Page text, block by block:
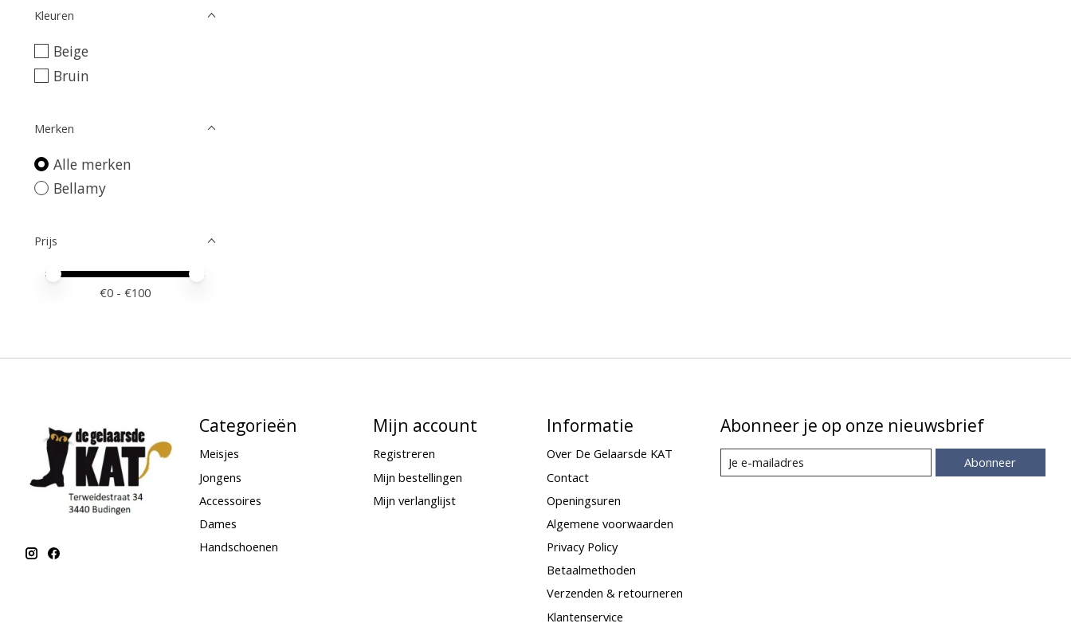
Kleuren
Beige
Bruin
Merken
Alle merken
Bellamy
Prijs
Minimale prijswaarde
Price maximum value
€0 - €100
Categorieën
Meisjes
Jongens
Accessoires
Dames
Handschoenen
Mijn account
Registreren
Mijn bestellingen
Mijn verlanglijst
Informatie
Over De Gelaarsde KAT
Contact
Openingsuren
Algemene voorwaarden
Privacy Policy
Betaalmethoden
Verzenden & retourneren
Klantenservice
Abonneer je op onze nieuwsbrief
Abonneer